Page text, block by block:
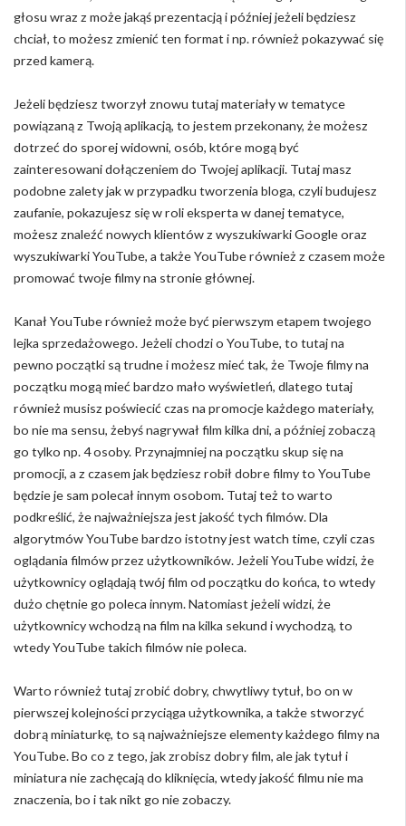
głosu wraz z może jakąś prezentacją i później jeżeli będziesz
chciał, to możesz zmienić ten format i np. również pokazywać się
przed kamerą.
Jeżeli będziesz tworzył znowu tutaj materiały w tematyce
powiązaną z Twoją aplikacją, to jestem przekonany, że możesz
dotrzeć do sporej widowni, osób, które mogą być
zainteresowani dołączeniem do Twojej aplikacji. Tutaj masz
podobne zalety jak w przypadku tworzenia bloga, czyli budujesz
zaufanie, pokazujesz się w roli eksperta w danej tematyce,
możesz znaleźć nowych klientów z wyszukiwarki Google oraz
wyszukiwarki YouTube, a także YouTube również z czasem może
promować twoje filmy na stronie głównej.
Kanał YouTube również może być pierwszym etapem twojego
lejka sprzedażowego. Jeżeli chodzi o YouTube, to tutaj na
pewno początki są trudne i możesz mieć tak, że Twoje filmy na
początku mogą mieć bardzo mało wyświetleń, dlatego tutaj
również musisz poświecić czas na promocje każdego materiały,
bo nie ma sensu, żebyś nagrywał film kilka dni, a później zobaczą
go tylko np. 4 osoby. Przynajmniej na początku skup się na
promocji, a z czasem jak będziesz robił dobre filmy to YouTube
będzie je sam polecał innym osobom. Tutaj też to warto
podkreślić, że najważniejsza jest jakość tych filmów. Dla
algorytmów YouTube bardzo istotny jest watch time, czyli czas
oglądania filmów przez użytkowników. Jeżeli YouTube widzi, że
użytkownicy oglądają twój film od początku do końca, to wtedy
dużo chętnie go poleca innym. Natomiast jeżeli widzi, że
użytkownicy wchodzą na film na kilka sekund i wychodzą, to
wtedy YouTube takich filmów nie poleca.
Warto również tutaj zrobić dobry, chwytliwy tytuł, bo on w
pierwszej kolejności przyciąga użytkownika, a także stworzyć
dobrą miniaturkę, to są najważniejsze elementy każdego filmy na
YouTube. Bo co z tego, jak zrobisz dobry film, ale jak tytuł i
miniatura nie zachęcają do kliknięcia, wtedy jakość filmu nie ma
znaczenia, bo i tak nikt go nie zobaczy.